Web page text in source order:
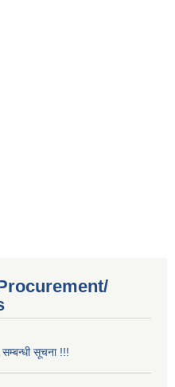
सूचना !!!